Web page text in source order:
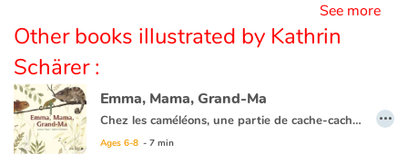
Family
Schools
Libraries
See more
Other books illustrated by Kathrin
Schärer :
Emma, Mama, Grand-Ma
Chez les caméléons, une partie de cache-cache est tout un art, minutieusement appliqué par Emma. Une complicité pleine de tendresse lie trois générations.
Ages 6-8 - 7 min
…